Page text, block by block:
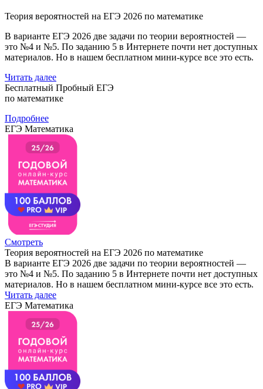
Теория вероятностей на ЕГЭ 2026 по математике
В варианте ЕГЭ 2026 две задачи по теории вероятностей —
это №4 и №5. По заданию 5 в Интернете почти нет доступных
материалов. Но в нашем бесплатном мини-курсе все это есть.
Читать далее
Бесплатный Пробный ЕГЭ
по математике
Подробнее
ЕГЭ Математика
Смотреть
Теория вероятностей на ЕГЭ 2026 по математике
В варианте ЕГЭ 2026 две задачи по теории вероятностей —
это №4 и №5. По заданию 5 в Интернете почти нет доступных
материалов. Но в нашем бесплатном мини-курсе все это есть.
Читать далее
ЕГЭ Математика